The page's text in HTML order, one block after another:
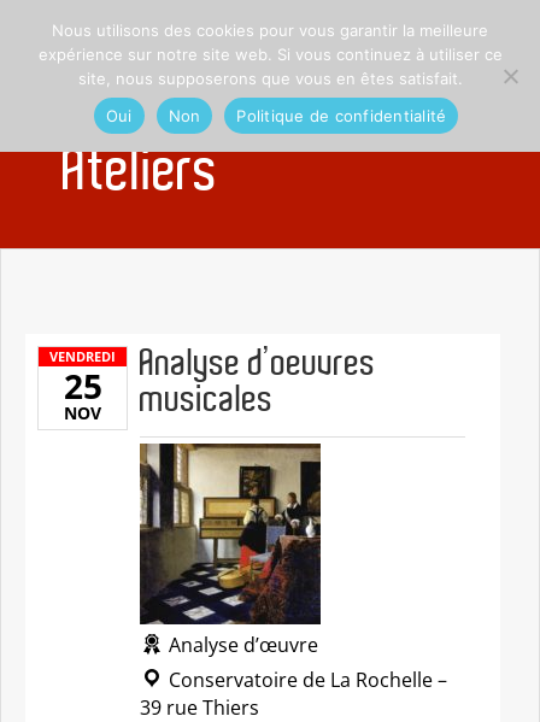
Ateliers
VENDREDI
25
NOV
Analyse d’oeuvres
musicales
Analyse d’œuvre
Conservatoire de La Rochelle –
39 rue Thiers
Nous utilisons des cookies pour vous garantir la meilleure
expérience sur notre site web. Si vous continuez à utiliser ce
site, nous supposerons que vous en êtes satisfait.
Oui
Non Politique de confidentialité